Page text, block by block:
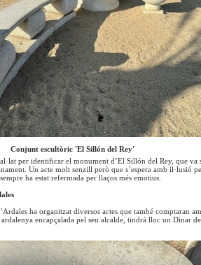
Conjunt escultòric 'El Sillón del Rey'
per identificar el monument d’El Sillón del Rey, que
Un acte molt senzill però que s’espera amb il·lusió
ha estat refermada per llaços més emotius.
ha organitzat diversos actes que també comptaran
encapçalada pel seu alcalde, tindrà lloc un Dinar